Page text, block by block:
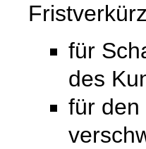
für
des
für den